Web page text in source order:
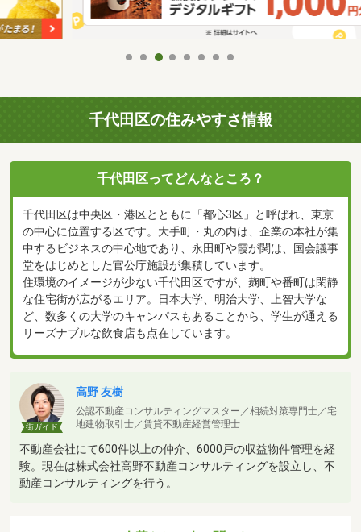
千代田区の住みやすさ情報
千代田区ってどんなところ？
千代田区は中央区・港区とともに「都心3区」と呼ばれ、東京
の中心に位置する区です。大手町・丸の内は、企業の本社が集
中するビジネスの中心地であり、永田町や霞が関は、国会議事
堂をはじめとした官公庁施設が集積しています。
住環境のイメージが少ない千代田区ですが、麹町や番町は閑静
な住宅街が広がるエリア。日本大学、明治大学、上智大学な
ど、数多くの大学のキャンパスもあることから、学生が通える
リーズナブルな飲食店も点在しています。
街ガイド
高野 友樹
公認不動産コンサルティングマスター／相続対策専門士／宅
地建物取引士／賃貸不動産経営管理士
不動産会社にて600件以上の仲介、6000戸の収益物件管理を経
験。現在は株式会社高野不動産コンサルティングを設立し、不
動産コンサルティングを行う。